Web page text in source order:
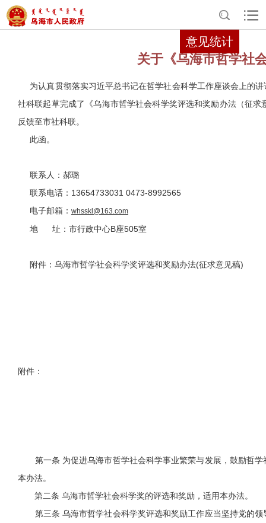
首页>互动交流 > 民意征集
意见统计
关于《乌海市哲学社
为认真贯彻落实习近平总书记在哲学社会科学工作座谈会上的
社科联起草完成了《乌海市哲学社会科学奖评选和奖励办法（征
反馈至市社科联。
此函。
联系人：郝璐
联系电话：13654733031 0473-8992565
电子邮箱： whsskl@163.com
地 址：市行政中心B座505室
附件：乌海市哲学社会科学奖评选和奖励办法(征求意见稿)
附件：
第一条 为促进乌海市哲学社会科学事业繁荣与发展，鼓励哲学
本办法。
第二条 乌海市哲学社会科学奖的评选和奖励，适用本办法。
第三条 乌海市哲学社会科学奖评选和奖励工作应当坚持党的领